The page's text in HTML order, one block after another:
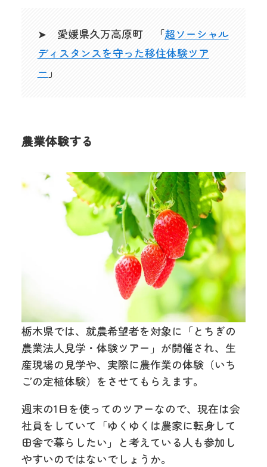
➤ 愛媛県久万高原町 「超ソーシャル
ディスタンスを守った移住体験ツア
ー 」
農業体験する
栃木県では、就農希望者を対象に「とちぎの
農業法人見学・体験ツアー」が開催され、生
産現場の見学や、実際に農作業の体験（いち
ごの定植体験）をさせてもらえます。
週末の1日を使ってのツアーなので、現在は会
社員をしていて「ゆくゆくは農家に転身して
田舎で暮らしたい」と考えている人も参加し
やすいのではないでしょうか。